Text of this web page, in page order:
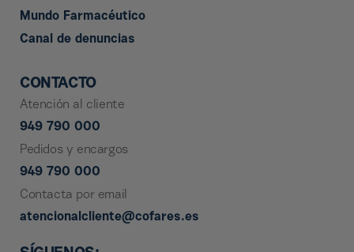
Mundo Farmacéutico
Canal de denuncias
CONTACTO
Atención al cliente
949 790 000
Pedidos y encargos
949 790 000
Contacta por email
atencionalcliente@cofares.es